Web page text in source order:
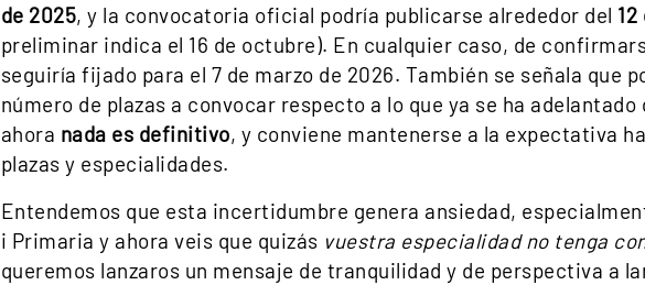
de 2025, y la convocatoria oficial podría publicarse alrededor del
preliminar indica el 16 de octubre). En cualquier caso, de
seguiría fijado para el 7 de marzo de 2026. También se señala que
número de plazas a convocar respecto a lo que ya se ha
ahora nada es definitivo, y conviene mantenerse a la expectativa
plazas y especialidades.
Entendemos que esta incertidumbre genera ansiedad,
i Primaria y ahora veis que quizás vuestra especialidad no tenga
queremos lanzaros un mensaje de tranquilidad y de perspectiva a